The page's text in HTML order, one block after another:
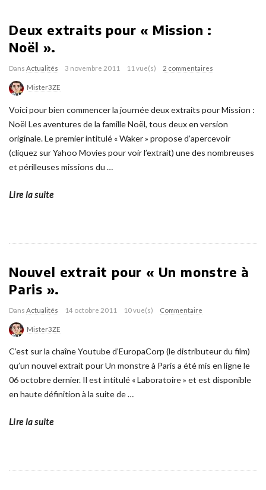
Deux extraits pour « Mission :
Noël ».
Dans Actualités 3 novembre 2011 11 vue(s) 2 commentaires
Mister3ZE
Voici pour bien commencer la journée deux extraits pour Mission :
Noël Les aventures de la famille Noël, tous deux en version
originale. Le premier intitulé « Waker » propose d’apercevoir
(cliquez sur Yahoo Movies pour voir l’extrait) une des nombreuses
et périlleuses missions du …
Lire la suite
Nouvel extrait pour « Un monstre à
Paris ».
Dans Actualités 14 octobre 2011 10 vue(s) Commentaire
Mister3ZE
C’est sur la chaîne Youtube d’EuropaCorp (le distributeur du film)
qu’un nouvel extrait pour Un monstre à Paris a été mis en ligne le
06 octobre dernier. Il est intitulé « Laboratoire » et est disponible
en haute définition à la suite de…
Lire la suite